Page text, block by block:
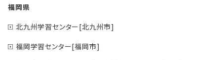
福岡県
北九州学習センター[北九州市]
福岡学習センター[福岡市]